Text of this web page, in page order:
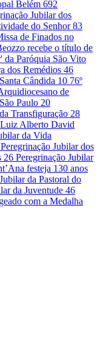
Belém 692
Jubilar dos
do Senhor83
de Finados no
recebe o título de
da Paróquia São Vito
dos Remédios 46
Cândida 10 76º
de
Paulo 20
Transfiguração 28
Alberto David
da Vida
Peregrinação Jubilar dos
26 Peregrinação Jubilar
festeja 130 anos
da Pastoral do
da Juventude 46
com a Medalha